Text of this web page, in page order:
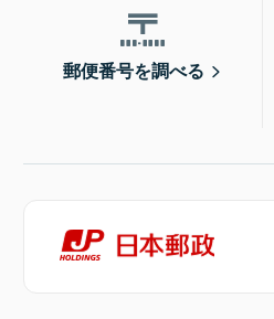
郵便番号を調べる